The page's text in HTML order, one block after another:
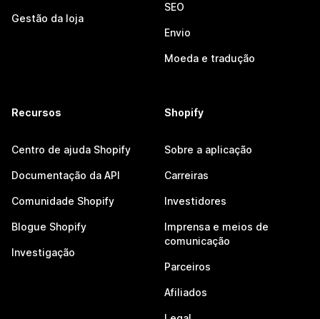
Gestão da loja
SEO
Envio
Moeda e tradução
Recursos
Centro de ajuda Shopify
Documentação da API
Comunidade Shopify
Blogue Shopify
Investigação
Shopify
Sobre a aplicação
Carreiras
Investidores
Imprensa e meios de
comunicação
Parceiros
Afiliados